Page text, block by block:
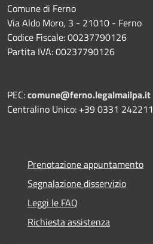
Comune di Ferno
Via Aldo Moro, 3 - 21010 - Ferno
Codice Fiscale: 00237790126
Partita IVA: 00237790126
PEC:comune@ferno.legalmailpa.it
Centralino Unico: +39 0331 242211
Prenotazione appuntamento
Segnalazione disservizio
Leggi le FAQ
Richiesta assistenza